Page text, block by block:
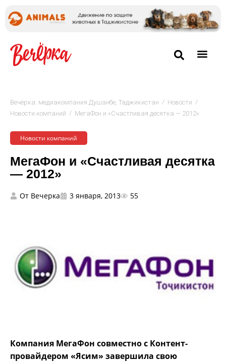
Вечёрка: медиакомпания Душанбе, Таджикистан / Новости /
Новости компаний / МегаФон и «Счастливая десятка — 2012»
Новости компаний
МегаФон и «Счастливая десятка
— 2012»
От Вечерка 3 января, 2013 55
Компания МегаФон совместно с Контент-
провайдером «Ясим» завершила свою